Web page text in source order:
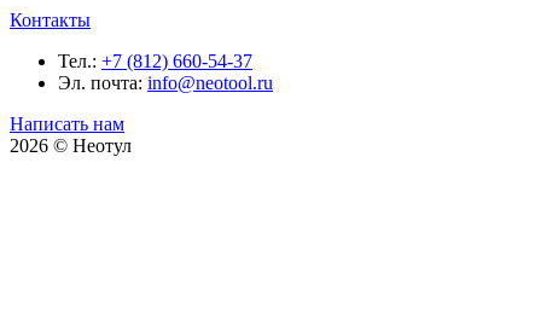
Контакты
Тел.: +7 (812) 660-54-37
Эл. почта: info@neotool.ru
Написать нам
2026 © Неотул